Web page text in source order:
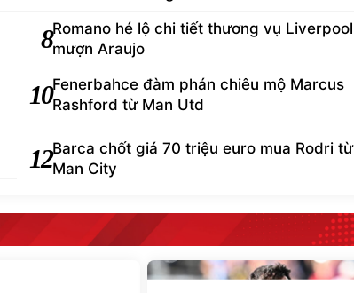
8Romano hé lộ chi tiết thương vụ Liverpool
mượn Araujo
10Fenerbahce đàm phán chiêu mộ Marcus
Rashford từ Man Utd
12Barca chốt giá 70 triệu euro mua Rodri từ
Man City